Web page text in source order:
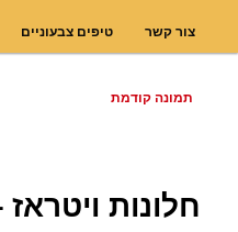
צור קשר טיפים צבעוניים
ניווט
תמונה קודמת
חלונות